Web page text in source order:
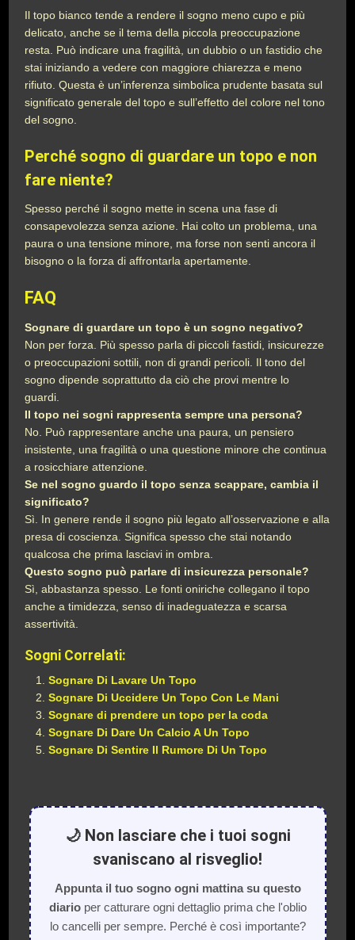
Il topo bianco tende a rendere il sogno meno cupo e più
delicato, anche se il tema della piccola preoccupazione
resta. Può indicare una fragilità, un dubbio o un fastidio che
stai iniziando a vedere con maggiore chiarezza e meno
rifiuto. Questa è un’inferenza simbolica prudente basata sul
significato generale del topo e sull’effetto del colore nel tono
del sogno.
Perché sogno di guardare un topo e non
fare niente?
Spesso perché il sogno mette in scena una fase di
consapevolezza senza azione. Hai colto un problema, una
paura o una tensione minore, ma forse non senti ancora il
bisogno o la forza di affrontarla apertamente.
FAQ
Sognare di guardare un topo è un sogno negativo?
Non per forza. Più spesso parla di piccoli fastidi, insicurezze
o preoccupazioni sottili, non di grandi pericoli. Il tono del
sogno dipende soprattutto da ciò che provi mentre lo
guardi.
Il topo nei sogni rappresenta sempre una persona?
No. Può rappresentare anche una paura, un pensiero
insistente, una fragilità o una questione minore che continua
a rosicchiare attenzione.
Se nel sogno guardo il topo senza scappare, cambia il
significato?
Sì. In genere rende il sogno più legato all’osservazione e alla
presa di coscienza. Significa spesso che stai notando
qualcosa che prima lasciavi in ombra.
Questo sogno può parlare di insicurezza personale?
Sì, abbastanza spesso. Le fonti oniriche collegano il topo
anche a timidezza, senso di inadeguatezza e scarsa
assertività.
Sogni Correlati:
Sognare Di Lavare Un Topo
Sognare Di Uccidere Un Topo Con Le Mani
Sognare di prendere un topo per la coda
Sognare Di Dare Un Calcio A Un Topo
Sognare Di Sentire Il Rumore Di Un Topo
🌙 Non lasciare che i tuoi sogni
svaniscano al risveglio!
Appunta il tuo sogno ogni mattina su questo
diarioper catturare ogni dettaglio prima che l'oblio
lo cancelli per sempre. Perché è così importante?